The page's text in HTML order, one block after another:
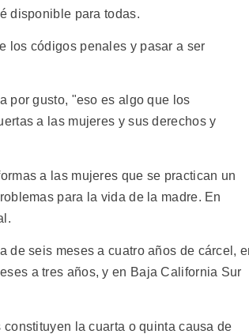
disponible para todas.
los códigos penales y pasar a ser
por gusto, "eso es algo que los
a las mujeres y sus derechos y
a las mujeres que se practican un
para la vida de la madre. En
de seis meses a cuatro años de cárcel,
a tres años, y en Baja California Sur
la cuarta o quinta causa de